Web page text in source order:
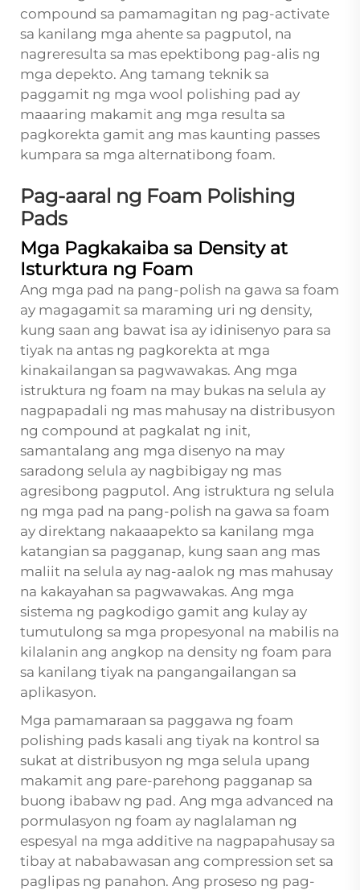
compound sa pamamagitan ng pag-activate
sa kanilang mga ahente sa pagputol, na
nagreresulta sa mas epektibong pag-alis ng
mga depekto. Ang tamang teknik sa
paggamit ng mga wool polishing pad ay
maaaring makamit ang mga resulta sa
pagkorekta gamit ang mas kaunting passes
kumpara sa mga alternatibong foam.
Pag-aaral ng Foam Polishing
Pads
Mga Pagkakaiba sa Density at
Isturktura ng Foam
Ang mga pad na pang-polish na gawa sa foam
ay magagamit sa maraming uri ng density,
kung saan ang bawat isa ay idinisenyo para sa
tiyak na antas ng pagkorekta at mga
kinakailangan sa pagwawakas. Ang mga
istruktura ng foam na may bukas na selula ay
nagpapadali ng mas mahusay na distribusyon
ng compound at pagkalat ng init,
samantalang ang mga disenyo na may
saradong selula ay nagbibigay ng mas
agresibong pagputol. Ang istruktura ng selula
ng mga pad na pang-polish na gawa sa foam
ay direktang nakaaapekto sa kanilang mga
katangian sa pagganap, kung saan ang mas
maliit na selula ay nag-aalok ng mas mahusay
na kakayahan sa pagwawakas. Ang mga
sistema ng pagkodigo gamit ang kulay ay
tumutulong sa mga propesyonal na mabilis na
kilalanin ang angkop na density ng foam para
sa kanilang tiyak na pangangailangan sa
aplikasyon.
Mga pamamaraan sa paggawa ng foam
polishing pads kasali ang tiyak na kontrol sa
sukat at distribusyon ng mga selula upang
makamit ang pare-parehong pagganap sa
buong ibabaw ng pad. Ang mga advanced na
pormulasyon ng foam ay naglalaman ng
espesyal na mga additive na nagpapahusay sa
tibay at nababawasan ang compression set sa
paglipas ng panahon. Ang proseso ng pag-